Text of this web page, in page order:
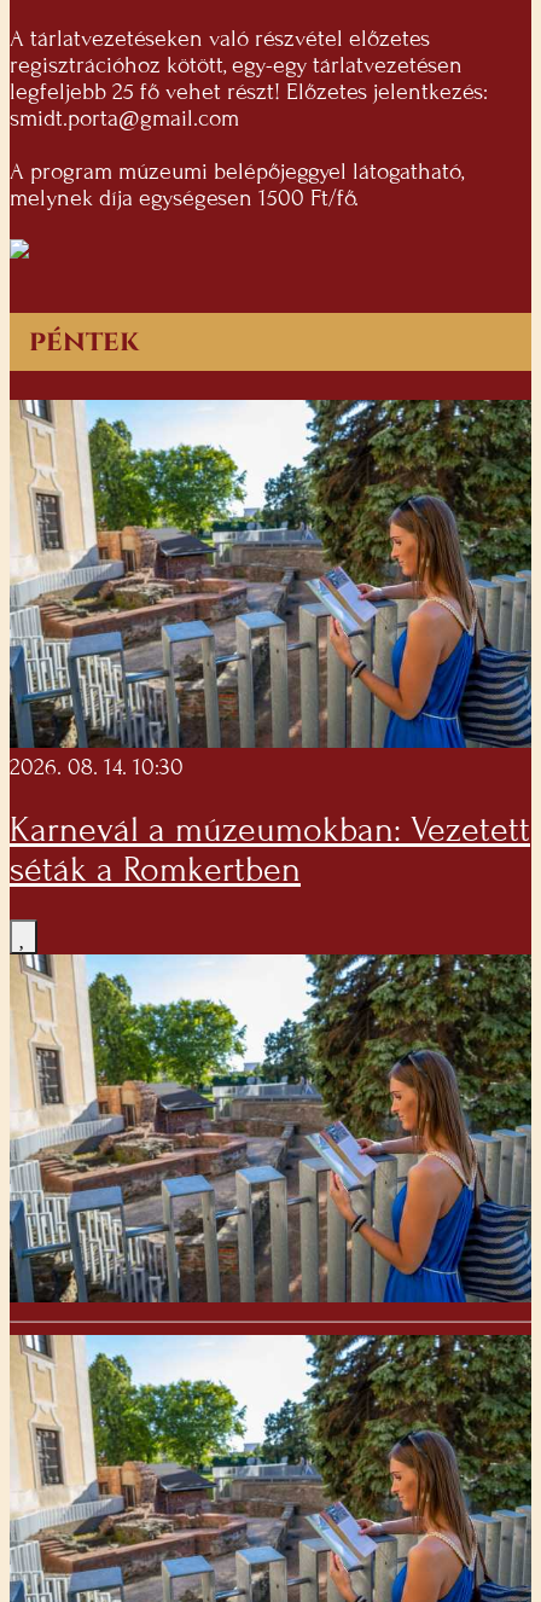
A tárlatvezetéseken való részvétel előzetes
regisztrációhoz kötött, egy-egy tárlatvezetésen
legfeljebb 25 fő vehet részt! Előzetes jelentkezés:
smidt.porta@gmail.com
A program múzeumi belépőjeggyel látogatható,
melynek díja egységesen 1500 Ft/fő.
péntek
2026. 08. 14. 10:30
Karnevál a múzeumokban: Vezetett
séták a Romkertben